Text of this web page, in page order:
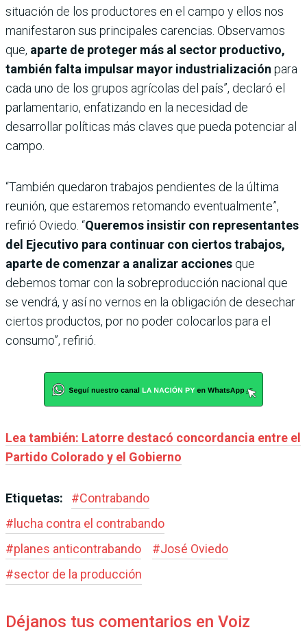
situación de los productores en el campo y ellos nos
manifestaron sus principales carencias. Observamos
que, aparte de proteger más al sector productivo,
también falta impulsar mayor industrialización para
cada uno de los grupos agrícolas del país”, declaró el
parlamentario, enfatizando en la necesidad de
desarrollar políticas más claves que pueda potenciar al
campo.
“También quedaron trabajos pendientes de la última
reunión, que estaremos retomando eventualmente”,
refirió Oviedo. “Queremos insistir con representantes
del Ejecutivo para continuar con ciertos trabajos,
aparte de comenzar a analizar acciones que
debemos tomar con la sobreproducción nacional que
se vendrá, y así no vernos en la obligación de desechar
ciertos productos, por no poder colocarlos para el
consumo”, refirió.
Lea también: Latorre destacó concordancia entre el
Partido Colorado y el Gobierno
Etiquetas: #Contrabando
# lucha contra el contrabando
#planes anticontrabando #José Oviedo
#sector de la producción
Déjanos tus comentarios en Voiz